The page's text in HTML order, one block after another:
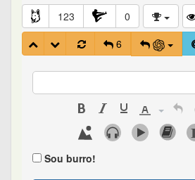
123 0
6
Sou burro!